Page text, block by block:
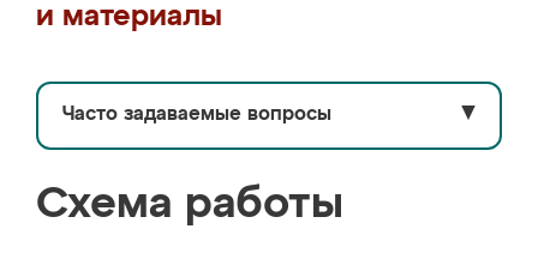
и материалы
Часто задаваемые вопросы ▼
Схема работы